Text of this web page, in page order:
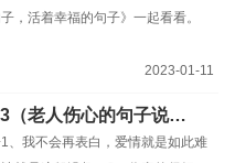
，活着幸福的句子》一起看看。
2023-01-11
头诗的句子2023（老人伤心的句子说说心情）
、我不会再表白，爱情就是如此难